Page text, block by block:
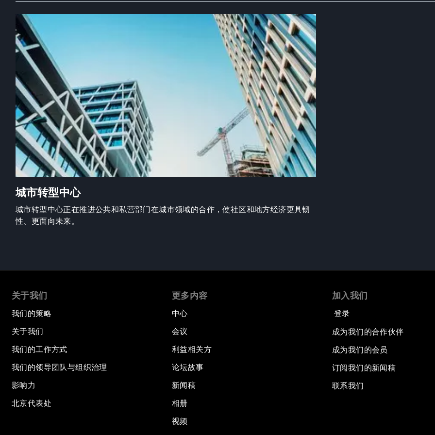
城市转型中心
城市转型中心正在推进公共和私营部门在城市领域的合作，使社区和地方经济更具韧
性、更面向未来。
关于我们
我们的策略
关于我们
我们的工作方式
我们的领导团队与组织治理
影响力
北京代表处
更多内容
中心
会议
利益相关方
论坛故事
新闻稿
相册
视频
加入我们
登录
成为我们的合作伙伴
成为我们的会员
订阅我们的新闻稿
联系我们